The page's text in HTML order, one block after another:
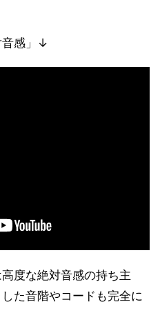
音感」↓
度な絶対音感の持ち主
た音階やコードも完全に